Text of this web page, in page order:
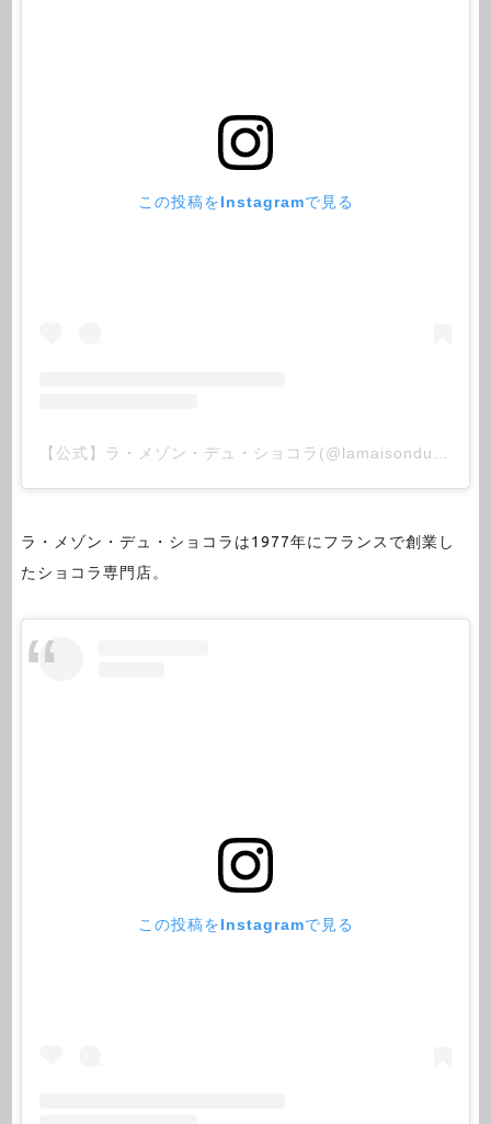
この投稿をInstagramで見る
ラ・メゾン・デュ・ショコラは1977年にフランスで創業し
たショコラ専門店。
この投稿をInstagramで見る